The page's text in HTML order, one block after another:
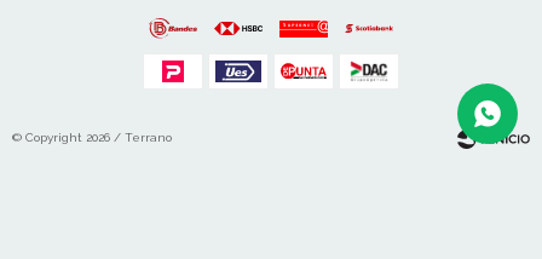
© Copyright 2026 / Terrano